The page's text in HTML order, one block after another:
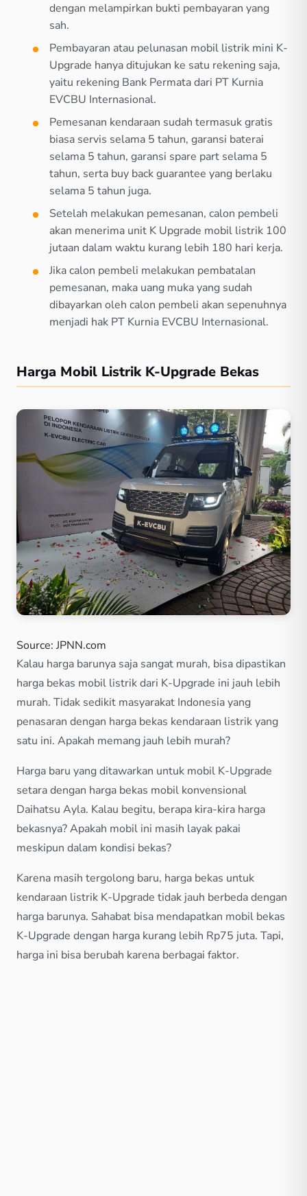
dengan melampirkan bukti pembayaran yang
sah.
Pembayaran atau pelunasan mobil listrik mini K-
Upgrade hanya ditujukan ke satu rekening saja,
yaitu rekening Bank Permata dari PT Kurnia
EVCBU Internasional.
Pemesanan kendaraan sudah termasuk gratis
biasa servis selama 5 tahun, garansi baterai
selama 5 tahun, garansi spare part selama 5
tahun, serta buy back guarantee yang berlaku
selama 5 tahun juga.
Setelah melakukan pemesanan, calon pembeli
akan menerima unit K Upgrade mobil listrik 100
jutaan dalam waktu kurang lebih 180 hari kerja.
Jika calon pembeli melakukan pembatalan
pemesanan, maka uang muka yang sudah
dibayarkan oleh calon pembeli akan sepenuhnya
menjadi hak PT Kurnia EVCBU Internasional.
Harga Mobil Listrik K-Upgrade Bekas
Source: JPNN.com
Kalau harga barunya saja sangat murah, bisa dipastikan
harga bekas mobil listrik dari K-Upgrade ini jauh lebih
murah. Tidak sedikit masyarakat Indonesia yang
penasaran dengan harga bekas kendaraan listrik yang
satu ini. Apakah memang jauh lebih murah?
Harga baru yang ditawarkan untuk mobil K-Upgrade
setara dengan harga bekas mobil konvensional
Daihatsu Ayla. Kalau begitu, berapa kira-kira harga
bekasnya? Apakah mobil ini masih layak pakai
meskipun dalam kondisi bekas?
Karena masih tergolong baru, harga bekas untuk
kendaraan listrik K-Upgrade tidak jauh berbeda dengan
harga barunya. Sahabat bisa mendapatkan mobil bekas
K-Upgrade dengan harga kurang lebih Rp75 juta. Tapi,
harga ini bisa berubah karena berbagai faktor.